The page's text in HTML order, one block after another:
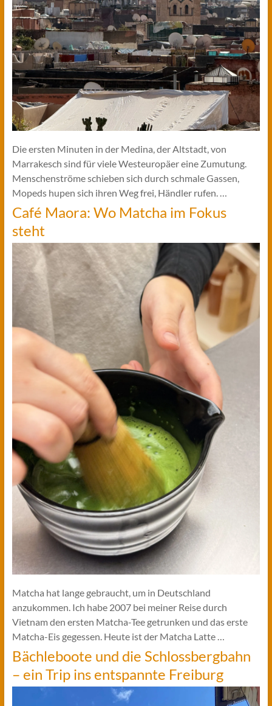
Die ersten Minuten in der Medina, der Altstadt, von
Marrakesch sind für viele Westeuropäer eine Zumutung.
Menschenströme schieben sich durch schmale Gassen,
Mopeds hupen sich ihren Weg frei, Händler rufen. …
Café Maora: Wo Matcha im Fokus
steht
Matcha hat lange gebraucht, um in Deutschland
anzukommen. Ich habe 2007 bei meiner Reise durch
Vietnam den ersten Matcha-Tee getrunken und das erste
Matcha-Eis gegessen. Heute ist der Matcha Latte …
Bächleboote und die Schlossbergbahn
– ein Trip ins entspannte Freiburg